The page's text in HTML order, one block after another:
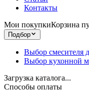
Контакты
Мои покупкиКорзина
Подбор
Выбор смесителя
Выбор кухонной
Загрузка каталога...
Способы оплаты